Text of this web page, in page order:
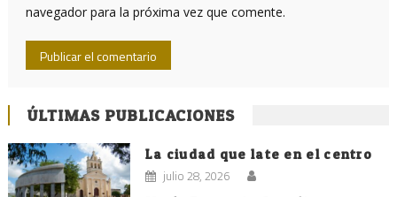
navegador para la próxima vez que comente.
ÚLTIMAS PUBLICACIONES
La ciudad que late en el centro
julio 28, 2026